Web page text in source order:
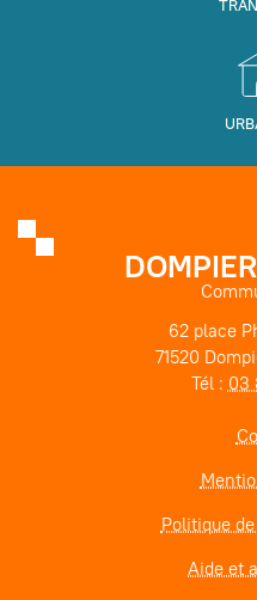
62 place
71520
Tél : 03
Politique
Aide et